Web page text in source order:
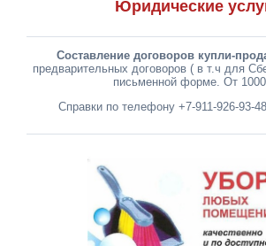
Юридические
Составление договоров купли-
предварительных договоров ( в т.ч для
письменной форме. От 1000
Справки по телефону +7-911-926-93-